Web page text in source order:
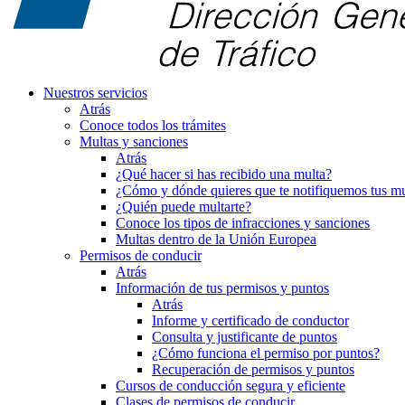
Nuestros servicios
Atrás
Conoce todos los trámites
Multas y sanciones
Atrás
¿Qué hacer si has recibido una multa?
¿Cómo y dónde quieres que te notifiquemos tus
¿Quién puede multarte?
Conoce los tipos de infracciones y sanciones
Multas dentro de la Unión Europea
Permisos de conducir
Atrás
Información de tus permisos y puntos
Atrás
Informe y certificado de conductor
Consulta y justificante de puntos
¿Cómo funciona el permiso por puntos?
Recuperación de permisos y puntos
Cursos de conducción segura y eficiente